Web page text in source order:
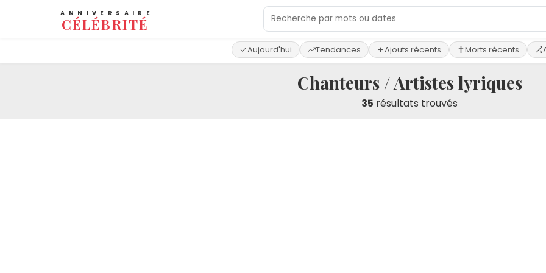
ANNIVERSAIRE
CÉLÉBRITÉ
Aujourd'hui Tendances Ajouts récents Morts récents
Chanteurs / Artistes lyriques
35 résultats trouvés